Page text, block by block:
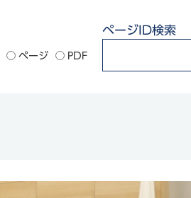
ページ PDF
ページID検索